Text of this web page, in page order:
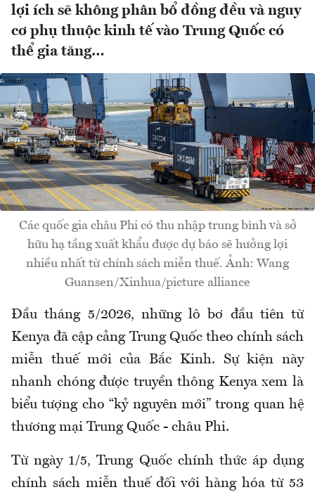
lợi ích sẽ không phân bổ đồng đều và nguy
cơ phụ thuộc kinh tế vào Trung Quốc có
thể gia tăng…
Các quốc gia châu Phi có thu nhập trung bình và sở
hữu hạ tầng xuất khẩu được dự báo sẽ hưởng lợi
nhiều nhất từ chính sách miễn thuế. Ảnh: Wang
Guansen/Xinhua/picture alliance
Đầu tháng 5/2026, những lô bơ đầu tiên từ
Kenya đã cập cảng Trung Quốc theo chính sách
miễn thuế mới của Bắc Kinh. Sự kiện này
nhanh chóng được truyền thông Kenya xem là
biểu tượng cho “kỷ nguyên mới” trong quan hệ
thương mại Trung Quốc - châu Phi.
Từ ngày 1/5, Trung Quốc chính thức áp dụng
chính sách miễn thuế đối với hàng hóa từ 53